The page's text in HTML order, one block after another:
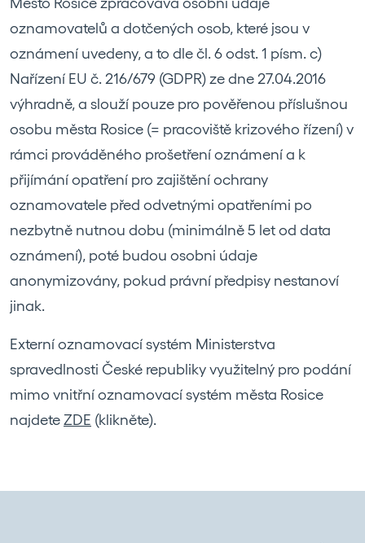
oznamovatelů a dotčených osob, které jsou v
oznámení uvedeny, a to dle čl. 6 odst. 1 písm. c)
Nařízení EU č. 216/679 (GDPR) ze dne 27.04.2016
výhradně, a slouží pouze pro pověřenou příslušnou
osobu města Rosice (= pracoviště krizového řízení) v
rámci prováděného prošetření oznámení a k
přijímání opatření pro zajištění ochrany
oznamovatele před odvetnými opatřeními po
nezbytně nutnou dobu (minimálně 5 let od data
oznámení), poté budou osobni údaje
anonymizovány, pokud právní předpisy nestanoví
jinak.
Externí oznamovací systém Ministerstva
spravedlnosti České republiky využitelný pro podání
mimo vnitřní oznamovací systém města Rosice
najdeteZDE (klikněte).